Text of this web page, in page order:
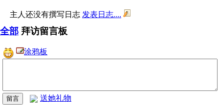
主人还没有撰写日志 发表日志....
全部 拜访留言板
涂鸦板
送她礼物